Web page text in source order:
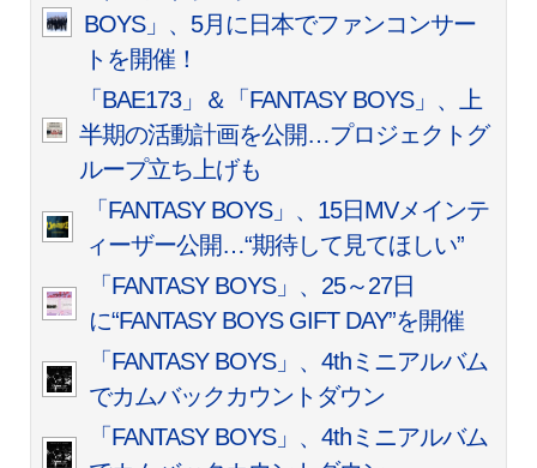
BOYS」、5月に日本でファンコンサー
トを開催！
「BAE173」＆「FANTASY BOYS」、上
半期の活動計画を公開…プロジェクトグ
ループ立ち上げも
「FANTASY BOYS」、15日MVメインテ
ィーザー公開…“期待して見てほしい”
「FANTASY BOYS」、25～27日
に“FANTASY BOYS GIFT DAY”を開催
「FANTASY BOYS」、4thミニアルバム
でカムバックカウントダウン
「FANTASY BOYS」、4thミニアルバム